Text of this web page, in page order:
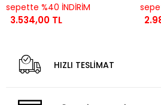
sepette %40 İNDİRİM
3.534,00 TL
HIZLI TESLİMAT